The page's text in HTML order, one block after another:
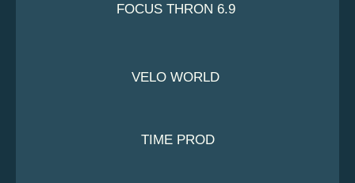
FOCUS THRON 6.9
VELO WORLD
TIME PROD